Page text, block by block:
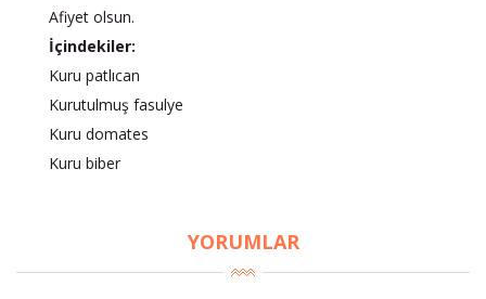
Afiyet olsun.
İçindekiler:
Kuru patlıcan
Kurutulmuş fasulye
Kuru domates
Kuru biber
YORUMLAR
BU HAFTANIN PLANLI İNDİRİMİ